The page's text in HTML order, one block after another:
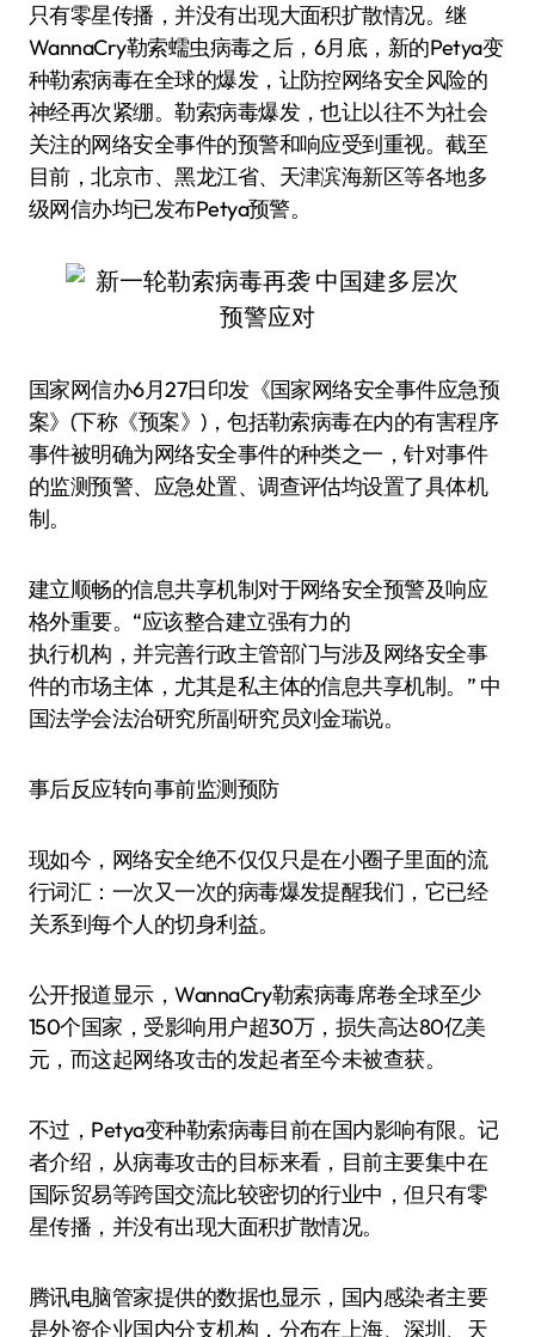
只有零星传播，并没有出现大面积扩散情况。继
WannaCry勒索蠕虫病毒之后，6月底，新的Petya变
种勒索病毒在全球的爆发，让防控网络安全风险的
神经再次紧绷。勒索病毒爆发，也让以往不为社会
关注的网络安全事件的预警和响应受到重视。截至
目前，北京市、黑龙江省、天津滨海新区等各地多
级网信办均已发布Petya预警。
国家网信办6月27日印发《国家网络安全事件应急预
案》(下称《预案》)，包括勒索病毒在内的有害程序
事件被明确为网络安全事件的种类之一，针对事件
的监测预警、应急处置、调查评估均设置了具体机
制。
建立顺畅的信息共享机制对于网络安全预警及响应
格外重要。“应该整合建立强有力的
执行机构，并完善行政主管部门与涉及网络安全事
件的市场主体，尤其是私主体的信息共享机制。” 中
国法学会法治研究所副研究员刘金瑞说。
事后反应转向事前监测预防
现如今，网络安全绝不仅仅只是在小圈子里面的流
行词汇：一次又一次的病毒爆发提醒我们，它已经
关系到每个人的切身利益。
公开报道显示，WannaCry勒索病毒席卷全球至少
150个国家，受影响用户超30万，损失高达80亿美
元，而这起网络攻击的发起者至今未被查获。
不过，Petya变种勒索病毒目前在国内影响有限。记
者介绍，从病毒攻击的目标来看，目前主要集中在
国际贸易等跨国交流比较密切的行业中，但只有零
星传播，并没有出现大面积扩散情况。
腾讯电脑管家提供的数据也显示，国内感染者主要
是外资企业国内分支机构，分布在上海、深圳、天